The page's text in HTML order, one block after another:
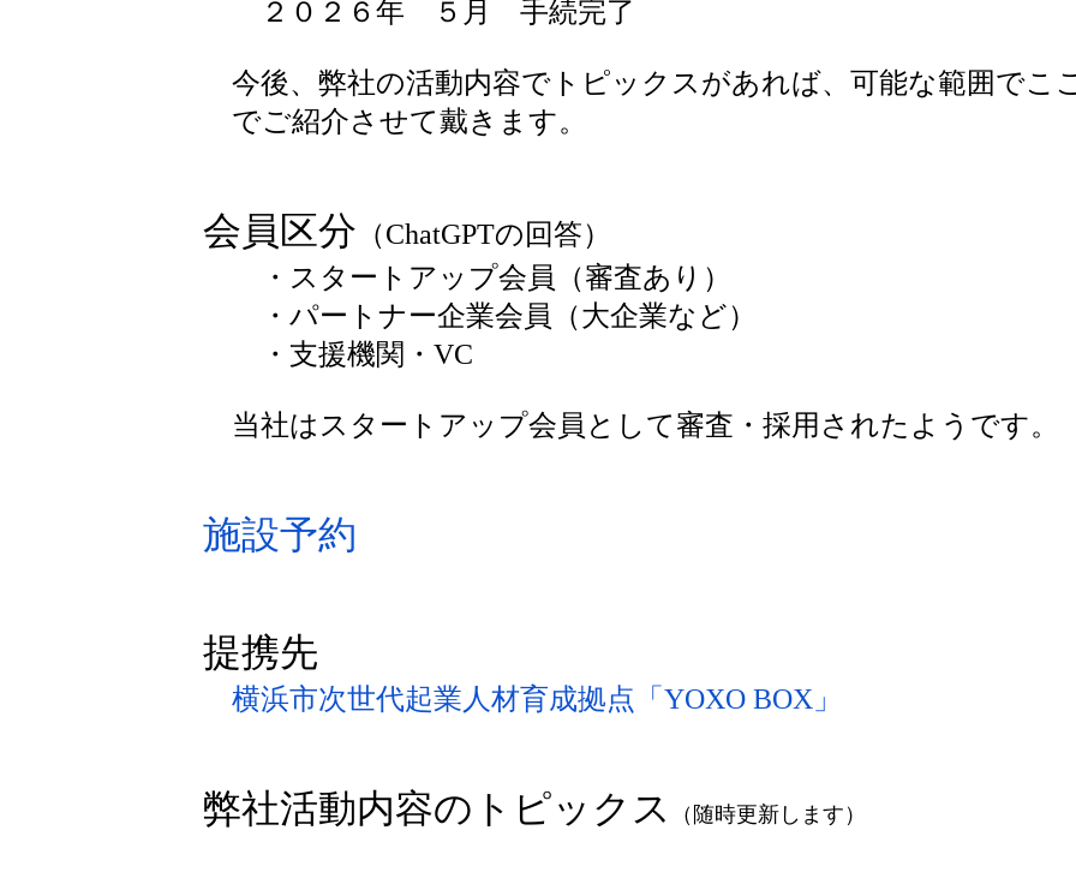
２０２６年 ５月 手続完了
今後、弊社の活動内容でトピックスがあれば、可能な範囲でここ
でご紹介させて戴きます。
会員区分 （ChatGPTの回答）
・スタートアップ会員（審査あり）
・パートナー企業会員（大企業など）
・支援機関・VC
当社はスタートアップ会員として審査・採用されたようです。
施設予約
提携先
横浜市次世代起業人材育成拠点「YOXO BOX」
弊社活動内容のトピックス （随時更新します）